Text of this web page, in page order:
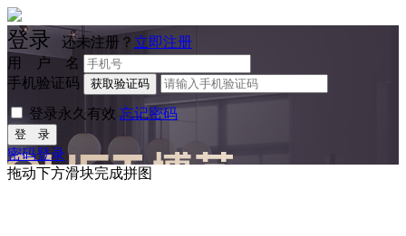
登录 还未注册？ 立即注册
用 户 名
手机验证码
获取验证码
登录永久有效 忘记密码
登 录
密码登录
拖动下方滑块完成拼图